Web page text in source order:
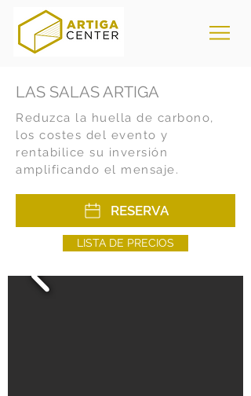
LAS SALAS ARTIGA
Reduzca la huella de carbono,
los costes del evento y
rentabilice su inversión
amplificando el mensaje.
RESERVA
LISTA DE PRECIOS